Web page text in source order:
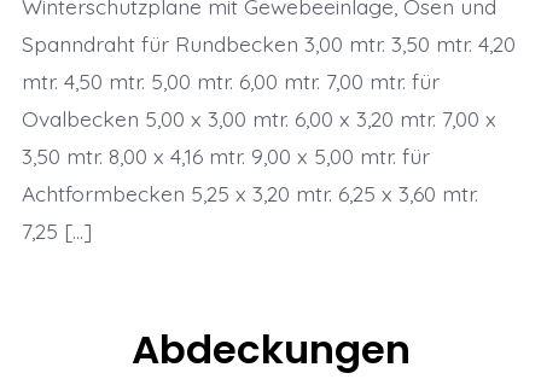
Winterschutzplane mit Gewebeeinlage, Ösen und
Spanndraht für Rundbecken 3,00 mtr. 3,50 mtr. 4,20
mtr. 4,50 mtr. 5,00 mtr. 6,00 mtr. 7,00 mtr. für
Ovalbecken 5,00 x 3,00 mtr. 6,00 x 3,20 mtr. 7,00 x
3,50 mtr. 8,00 x 4,16 mtr. 9,00 x 5,00 mtr. für
Achtformbecken 5,25 x 3,20 mtr. 6,25 x 3,60 mtr.
7,25 […]
Abdeckungen